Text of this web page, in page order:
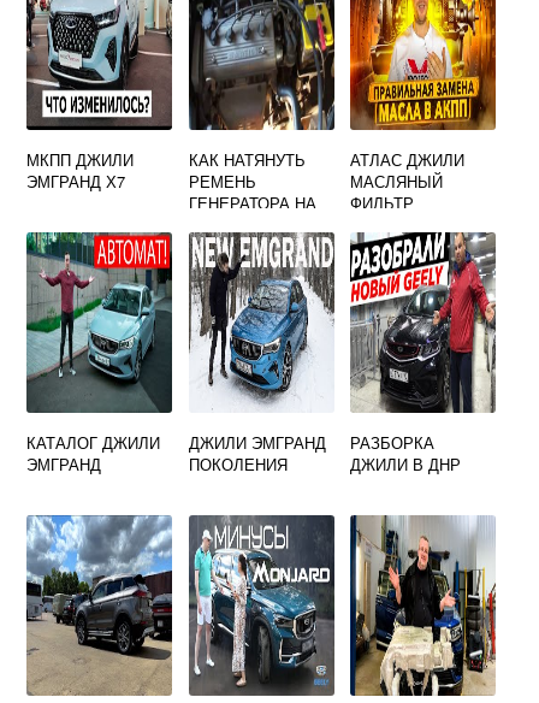
МКПП ДЖИЛИ
ЭМГРАНД Х7
КАК НАТЯНУТЬ
РЕМЕНЬ
ГЕНЕРАТОРА НА
АТЛАС ДЖИЛИ
МАСЛЯНЫЙ
ФИЛЬТР
КАТАЛОГ ДЖИЛИ
ЭМГРАНД
ДЖИЛИ ЭМГРАНД
ПОКОЛЕНИЯ
РАЗБОРКА
ДЖИЛИ В ДНР